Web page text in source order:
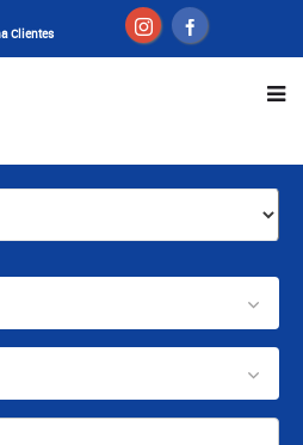
Clientes